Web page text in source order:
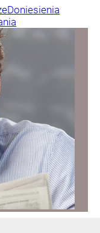
Doniesienia